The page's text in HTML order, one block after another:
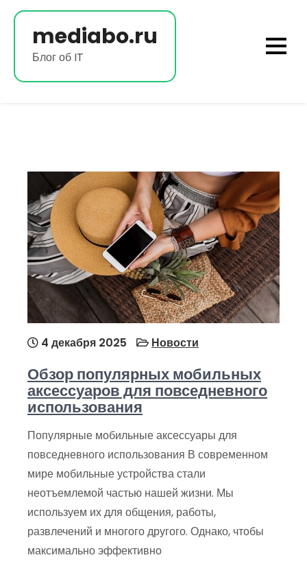
Перейти
содержимомуmediabo.ru
Блог об IT
4 декабря 2025 Новости
Обзор популярных мобильных
аксессуаров для повседневного
использования
Популярные мобильные аксессуары для
повседневного использования В современном
мире мобильные устройства стали
неотъемлемой частью нашей жизни. Мы
используем их для общения, работы,
развлечений и многого другого. Однако, чтобы
максимально эффективно